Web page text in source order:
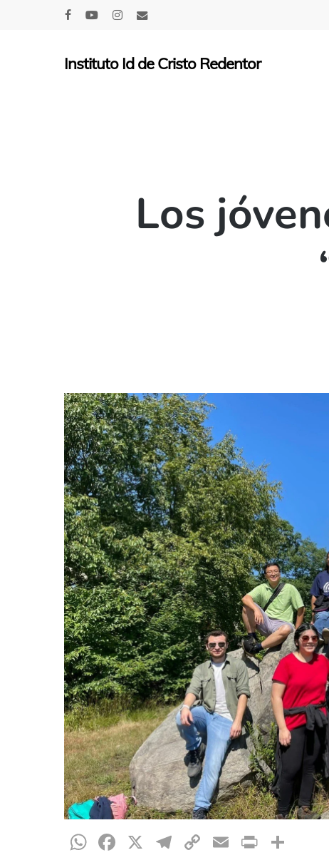
Hit enter to search or ESC to close
Instituto Id de Cristo Redentor
Los
WhatsApp
Facebook
X Telegram
CopyEmailPrint